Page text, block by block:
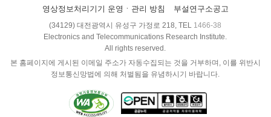
영상정보처리기기 운영ㆍ관리 방침
부설연구소공고
(34129) 대전광역시 유성구 가정로 218, TEL 1466-38
Electronics and Telecommunications Research Institute.
All rights reserved.
본 홈페이지에 게시된 이메일 주소가 자동수집되는 것을 거부하며, 이를 위반시
정보통신망법에 의해 처벌됨을 유념하시기 바랍니다.